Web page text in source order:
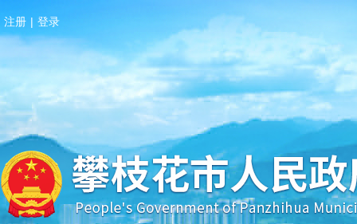
注册 | 登录